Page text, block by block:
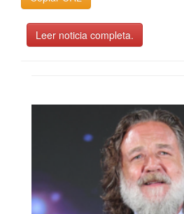
Leer noticia completa.